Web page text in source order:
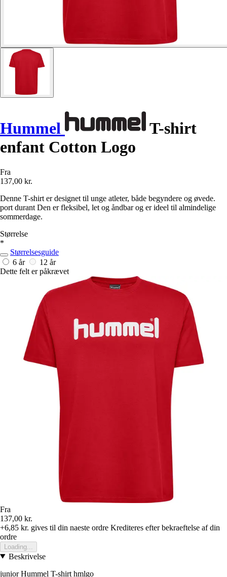
Hummel
T-shirt
enfant Cotton Logo
Fra
137,00 kr.
Denne T-shirt er designet til unge atleter, både begyndere og øvede.
port durant Den er fleksibel, let og åndbar og er ideel til almindelige
sommerdage.
Størrelse
*
Størrelsesguide
6 år
12 år
Dette felt er påkrævet
Fra
137,00 kr.
+6,85 kr. gives til din naeste ordre Krediteres efter bekraeftelse af din
ordre
Loading...
Beskrivelse
junior Hummel T-shirt hmlgo